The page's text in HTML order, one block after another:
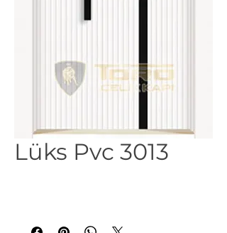
Lüks Pvc 3013